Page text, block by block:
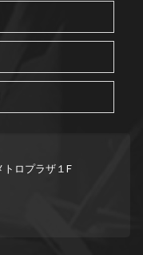
ロプラザ１F